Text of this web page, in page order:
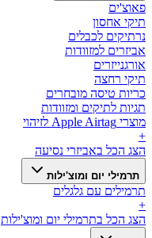
פאוצ'ים
תיקי אחסון
נרתיקים לכבלים
אביזרים למזוודות
אורגנייזרים
תיקי רחצה
כריות טיסה מובחרים
תגיות לתיקים ומזוודות
מוצרי Apple Airtag לזיהוי
+
הצג הכל באביזרי נסיעה
תרמילי יום ומוצ'ילות
תרמילים עם גלגלים
+
הצג הכל בתרמילי יום ומוצ'ילות